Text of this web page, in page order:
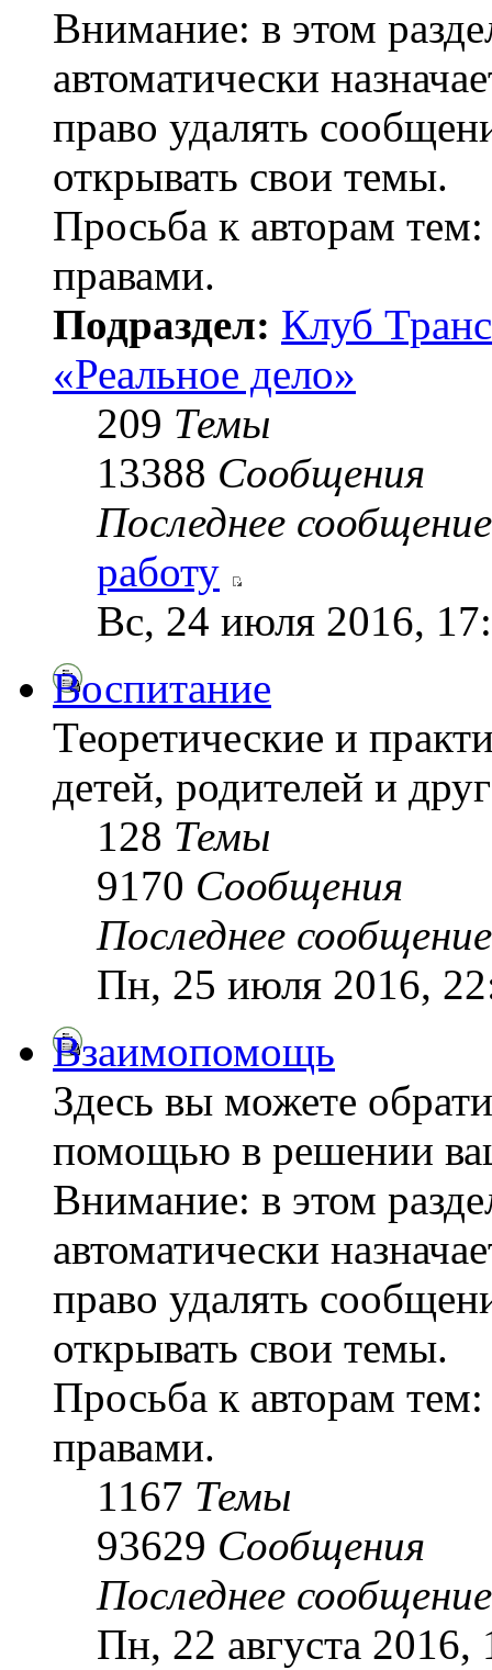
Внимание: в этом
автоматически
право удалять
открывать свои темы.
Просьба к авторам
правами.
Подраздел: Клуб
«Реальное дело»
209 Темы
13388 Сообщения
Последнее сообщение
работу
Вс, 24 июля 2016,
Воспитание
Теоретические и
детей, родителей и
128 Темы
9170 Сообщения
Последнее сообщение
Пн, 25 июля 2016,
Взаимопомощь
Здесь вы можете
помощью в решении
Внимание: в этом
автоматически
право удалять
открывать свои темы.
Просьба к авторам
правами.
1167 Темы
93629 Сообщения
Последнее сообщение
Пн, 22 августа